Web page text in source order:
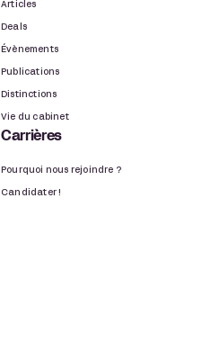
Articles
Deals
Évènements
Publications
Distinctions
Vie du cabinet
Carrières
Pourquoi nous rejoindre ?
Candidater !